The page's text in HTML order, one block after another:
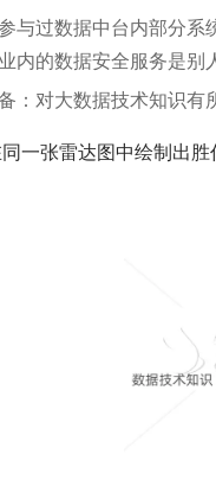
与过数据中台内部分系
内的数据安全服务是别
：对大数据技术知识有
一张雷达图中绘制出